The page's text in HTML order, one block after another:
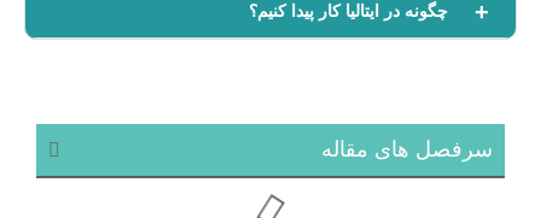
چگونه در ایتالیا کار پیدا کنیم؟
سرفصل های مقاله